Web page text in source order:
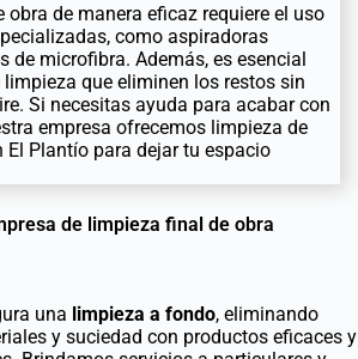
obra de manera eficaz requiere el uso
como aspiradoras
de microfibra. Además, es esencial
que eliminen los restos sin
Si necesitas ayuda para acabar con
empresa ofrecemos limpieza de
Plantío para dejar tu espacio
de limpieza final de obra
una limpieza a fondo, eliminando
y suciedad con productos eficaces y